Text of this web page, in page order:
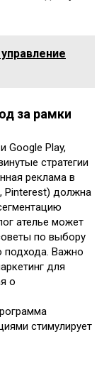
за рамки
Google Play,
стратегии
реклама в
Pinterest) должна
ателье может
по выбору
подхода. Важно
для
о
стимулирует